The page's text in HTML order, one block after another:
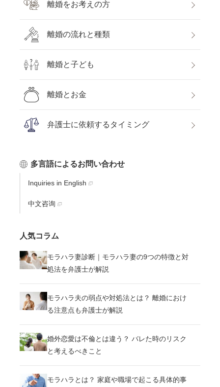
離婚をお考えの方
離婚の流れと種類
離婚と子ども
離婚とお金
弁護士に依頼するタイミング
多言語によるお問い合わせ
Inquiries in English
中文咨询
人気コラム
モラハラ妻診断｜モラハラ妻の9つの特徴と対
処法を弁護士が解説
モラハラ夫の弱点や対処法とは？ 離婚におけ
る注意点も弁護士が解説
婚外恋愛は不倫とは違う？ バレた時のリスク
と考えるべきこと
モラハラとは？ 家庭や職場で起こる具体的事